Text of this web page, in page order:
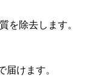
を除去します。
届けます。